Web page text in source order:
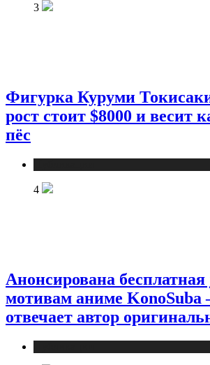
3
Фигурка Куруми
рост стоит $8000 и весит
пёс
4
Анонсирована
мотивам аниме KonoSuba
отвечает автор